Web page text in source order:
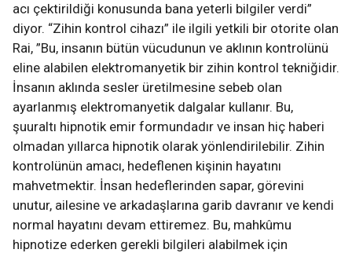
acı çektirildiği konusunda bana yeterli bilgiler verdi”
diyor. “Zihin kontrol cihazı” ile ilgili yetkili bir otorite olan
Rai, ”Bu, insanın bütün vücudunun ve aklının kontrolünü
eline alabilen elektromanyetik bir zihin kontrol tekniğidir.
İnsanın aklında sesler üretilmesine sebeb olan
ayarlanmış elektromanyetik dalgalar kullanır. Bu,
şuuraltı hipnotik emir formundadır ve insan hiç haberi
olmadan yıllarca hipnotik olarak yönlendirilebilir. Zihin
kontrolünün amacı, hedeflenen kişinin hayatını
mahvetmektir. İnsan hedeflerinden sapar, görevini
unutur, ailesine ve arkadaşlarına garib davranır ve kendi
normal hayatını devam ettiremez. Bu, mahkûmu
hipnotize ederken gerekli bilgileri alabilmek için